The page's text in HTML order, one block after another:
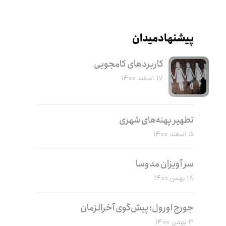
پیشنهاد میدان
کاربرد‌های کامجویی
۱۷ اسفند ۱۴۰۰
تطهیر پهنه‌های شهری
۵ اسفند ۱۴۰۰
سر آویزان مدوسا
۱۸ بهمن ۱۴۰۰
جورج اورول؛ پیش‌گوی آخرالزمان
۳ بهمن ۱۴۰۰